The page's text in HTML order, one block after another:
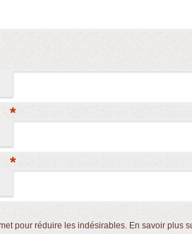
*
*
pour réduire les indésirables. En savoir plus